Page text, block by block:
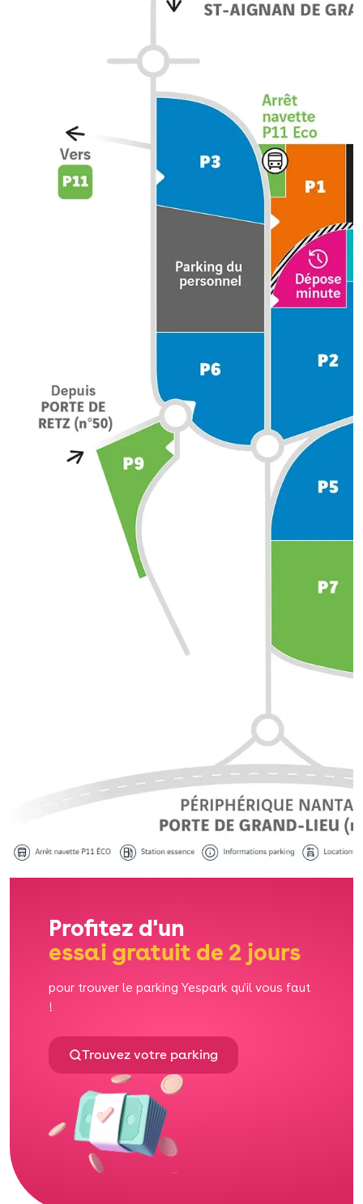
Profitez d'un
essai gratuit de 2 jours
pour trouver le parking Yespark qu'il vous faut
!
Trouvez votre parking